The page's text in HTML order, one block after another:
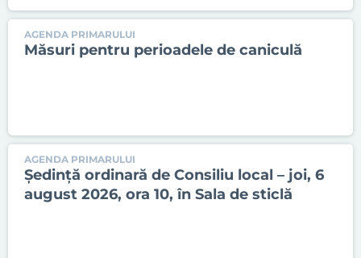
AGENDA PRIMARULUI
Măsuri pentru perioadele de caniculă
AGENDA PRIMARULUI
Ședinţă ordinară de Consiliu local – joi, 6
august 2026, ora 10, în Sala de sticlă